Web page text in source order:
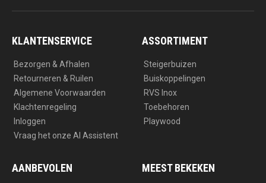
t
a
e
k
KLANTENSERVICE
Bezorgen & Afhalen
Retourneren & Ruilen
Algemene Voorwaarden
Klachtenregeling
Inloggen
Vraag het onze AI Assistent
ASSORTIMENT
Steigerbuizen
Buiskoppelingen
RVS Inox
Toebehoren
Playwood
AANBEVOLEN MEEST BEKEKEN